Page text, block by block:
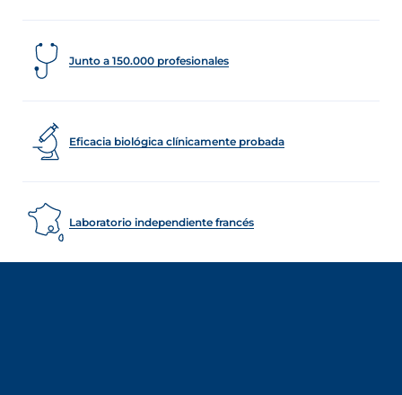
Junto a 150.000 profesionales
Eficacia biológica clínicamente probada
Laboratorio independiente francés